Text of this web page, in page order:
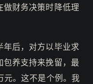
做财务决策时降低理
后，对方以毕业求
养支持来挽留，最
元。这不是个例。我